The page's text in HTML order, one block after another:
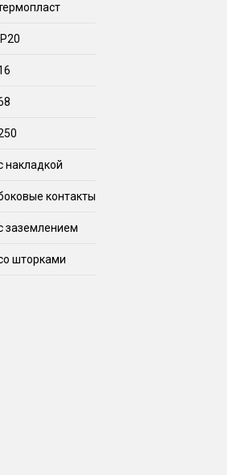
IP20
накладкой
контакты
заземлением
шторками